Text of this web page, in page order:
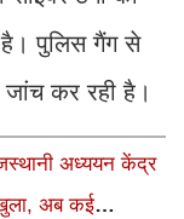
है। पुलिस गैंग से
कर रही है।
अध्ययन केंद्र
अब कई